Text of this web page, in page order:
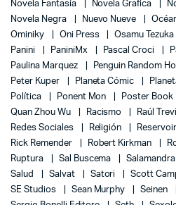
Novela Fantasía
Novela Grafica
Novela Negra
Nuevo Nueve
Ominiky
Oni Press Osamu Tezuka
Panini
PaniniMx Pascal Croci
Paulina Marquez
Penguin Random
Peter Kuper
Planeta Cómic
Política
Ponent Mon Poster Book
Quan Zhou Wu
Racismo Raúl
Redes Sociales
Religión
Rick Remender
Robert Kirkman
Ruptura
Sal Buscema Salamandra
Salud
Salvat Satori Scott
SE Studios
Sean Murphy Seinen